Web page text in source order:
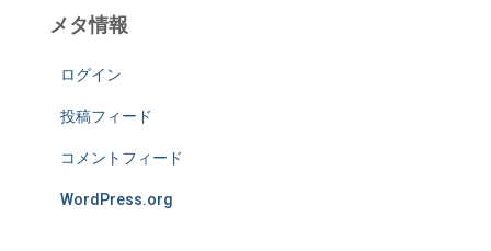
メタ情報
ログイン
投稿フィード
コメントフィード
WordPress.org